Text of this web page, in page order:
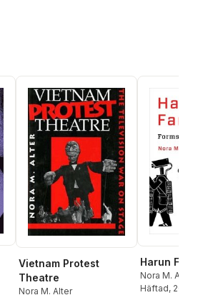
Vietnam Protest
Theatre
Nora M. Alter
Harun Farocki
Nora M. Alter
Häftad, 2024